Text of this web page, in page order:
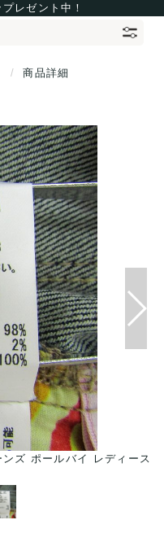
レゼント中！
商品詳細
ズ ポールバイ レディース